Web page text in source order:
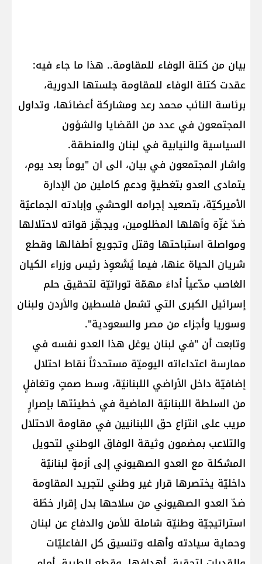
بيان من كتلة الوفاء للمقاومة.. هذا ما جاء فيه:
عقدت كتلة الوفاء للمقاومة جلستها الدورية،
برئاسة النائب محمد رعد ومشاركة أعضائها، وتداول
المجتمعون في عدد من القضايا والشؤون
السياسية والنيابية في لبنان والمنطقة.
واشار المجتمعون في بيان، الى ان "يوماً بعد يوم،
يتمادى العدو بتغطيةٍ ودعمٍ كاملين من الإدارة
الأميركيّة، بتصعيد إجرامه الوحشي وإبادته الجماعيّة
ضدّ غزّة وأهلها المظلومين، ويجهِّز قواته لاحتلالها
ومواصلة استباحتها وقتل وتجويع أطفالها وقطع
شريان الحياة عنها، فيما يُشَعوِذ رئيس وزراء الكيان
الغاصب مدّعياً أداءَ مهمّة توراتيّة لتحقيق حلم
إسرائيل الكبرى التي تشمل فلسطين والأردن ولبنان
وسوريا وأجزاء من مصر والسعودية".
وتابعت أن "في لبنان يوغل هذا العدو نفسه في
ممارسة اعتداءاته اليوميّة مستحدثاً نقاط احتلال
إضافيّة داخل الأراضي اللبنانيّة، وسط صمتٍ وتغافلٍ
من السلطة اللبنانيّة الماضية في خطيئتها بإصرارٍ
مريب على انتزاع حق اللبنانيين في مقاومة الاحتلال
والتلاعب بمضمون وثيقة الوفاق الوطني لتحويل
المشكلة مع العدو الصهيوني إلى أزمةٍ لبنانيّة
داخليّة يختصرها قرار غير وطني لتجريد المقاومة
ضدّ العدو الصهيوني من سلاحها بدل إقرار خطّة
استراتيجيّة وطنيّة شاملة للأمن والدفاع عن لبنان
وحماية سيادته وأهله وتنسيق كل الفاعليّات